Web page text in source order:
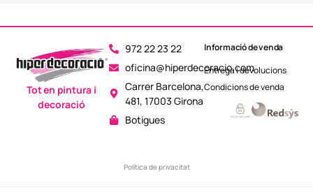
972 22 23 22
oficina@hiperdecoracio.com
Carrer Barcelona,
481, 17003 Girona
Botigues
Política de privacitat
Tot en pintura i
decoració
Informació de venda
Entrega i devolucions
Condicions de venda